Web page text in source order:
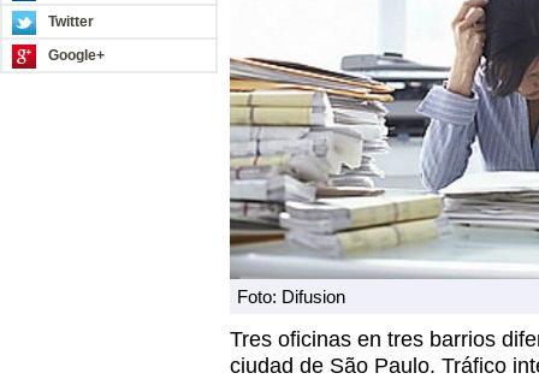
Twitter
Google+
Foto: Difusion
Tres oficinas en tres barrios
ciudad de São Paulo. Tráfico